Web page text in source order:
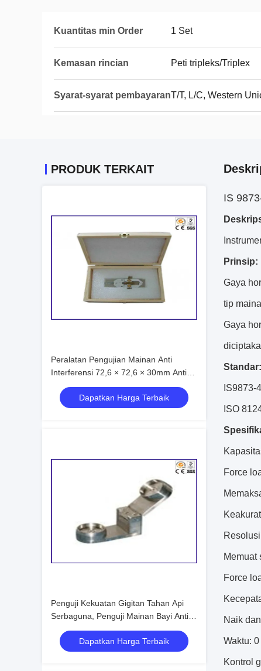
Kuantitas min Order 1 Set
Kemasan rincian Peti tripleks/Triplex
Syarat-syarat pembayaranT/T, L/C, Western
PRODUK TERKAIT
Peralatan Pengujian Mainan Anti
Interferensi 72,6 × 72,6 × 30mm Anti
Ledakan
Dapatkan Harga Terbaik
Penguji Kekuatan Gigitan Tahan Api
Serbaguna, Penguji Mainan Bayi Anti
Interferensi
Dapatkan Harga Terbaik
IS
Prinsip:
Gaya
tip
Gaya
Standar:
ISO
Force
Memuat
Force
Naik
Waktu:
Kontrol